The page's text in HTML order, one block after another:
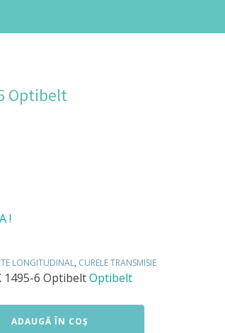
Optibelt
!
LONGITUDINAL, CURELE TRANSMISIE
1495-6 OptibeltOptibelt
ADAUGĂ ÎN COȘ